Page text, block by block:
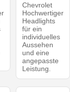
Chevrolet
Hochwertiger
Headlights
für ein
individuelles
Aussehen
und eine
angepasste
Leistung.